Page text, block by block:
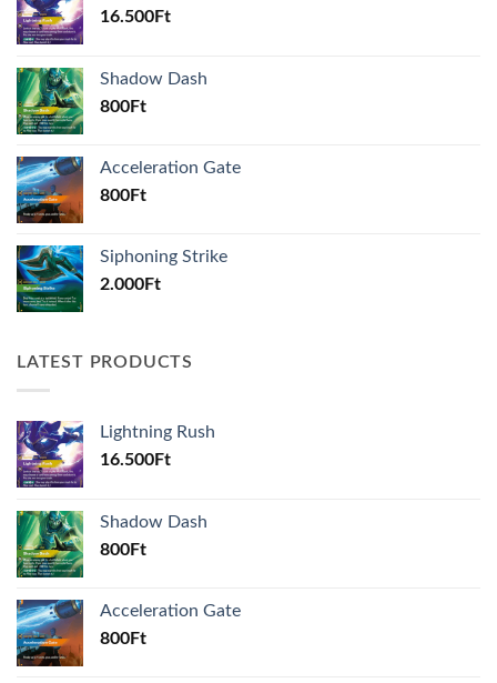
16.500Ft
Shadow Dash
800Ft
Acceleration Gate
800Ft
Siphoning Strike
2.000Ft
LATEST PRODUCTS
Lightning Rush
16.500Ft
Shadow Dash
800Ft
Acceleration Gate
800Ft